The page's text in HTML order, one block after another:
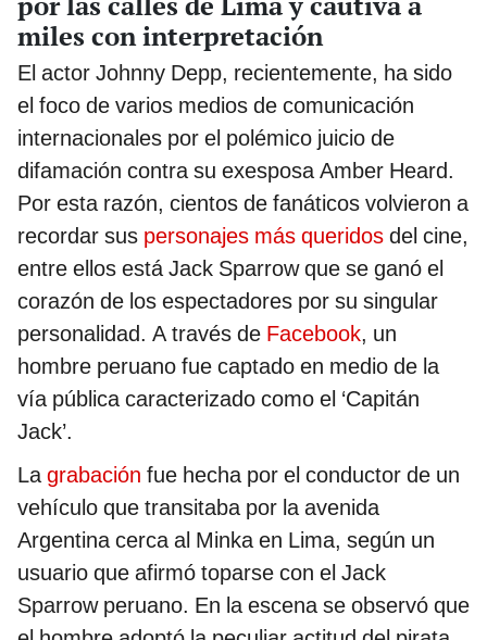
miles con interpretación
El actor Johnny Depp, recientemente, ha sido
el foco de varios medios de comunicación
internacionales por el polémico juicio de
difamación contra su exesposa Amber Heard.
Por esta razón, cientos de fanáticos volvieron a
recordar sus personajes más queridos del cine,
entre ellos está Jack Sparrow que se ganó el
corazón de los espectadores por su singular
personalidad. A través de Facebook, un
hombre peruano fue captado en medio de la
vía pública caracterizado como el ‘Capitán
Jack’.
Lagrabación fue hecha por el conductor de un
vehículo que transitaba por la avenida
Argentina cerca al Minka en Lima, según un
usuario que afirmó toparse con el Jack
Sparrow peruano. En la escena se observó que